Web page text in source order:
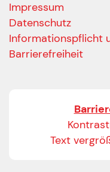
Impressum
Datenschutz
Informationspflicht
Barrierefreiheit
Text